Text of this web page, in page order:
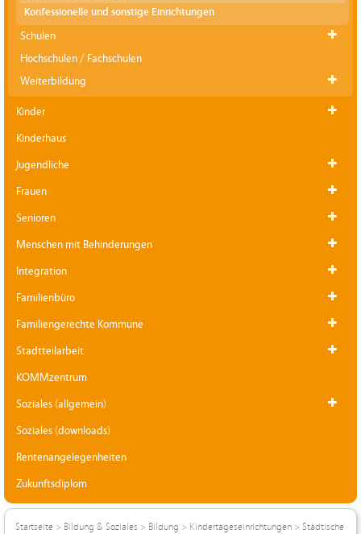
Konfessionelle und sonstige Einrichtungen
Schulen
Hochschulen / Fachschulen
Weiterbildung
Kinder
Kinderhaus
Jugendliche
Frauen
Senioren
Menschen mit Behinderungen
Integration
Familienbüro
Familiengerechte Kommune
Stadtteilarbeit
KOMMzentrum
Soziales (allgemein)
Soziales (downloads)
Rentenangelegenheiten
Zukunftsdiplom
Startseite > Bildung & Soziales > Bildung > Kindertageseinrichtungen > Städtische